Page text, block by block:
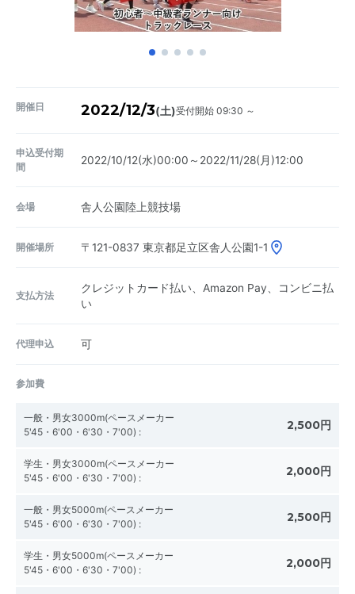
開催日 2022/12/3(土)受付開始 09:30 ～
申込受付期
間
2022/10/12(水)00:00～2022/11/28(月)12:00
会場 舎人公園陸上競技場
開催場所 〒121-0837 東京都足立区舎人公園1-1
支払方法
クレジットカード払い、Amazon Pay、コンビニ払
い
代理申込 可
参加費
一般・男女3000m(ペースメーカー
5'45・6'00・6'30・7'00) : 2,500円
学生・男女3000m(ペースメーカー
5'45・6'00・6'30・7'00) : 2,000円
一般・男女5000m(ペースメーカー
5'45・6'00・6'30・7'00) : 2,500円
学生・男女5000m(ペースメーカー
5'45・6'00・6'30・7'00) : 2,000円